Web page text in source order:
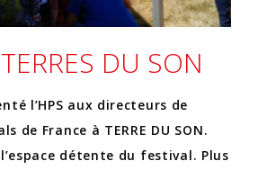
DU SON
l’HPS aux directeurs de
de France à TERRE DU SON.
l’espace détente du festival. Plus